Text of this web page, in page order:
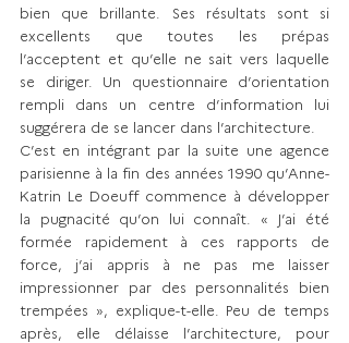
bien que brillante. Ses résultats sont si
excellents que toutes les prépas
l’acceptent et qu’elle ne sait vers laquelle
se diriger. Un questionnaire d’orientation
rempli dans un centre d’information lui
suggérera de se lancer dans l’architecture.
C’est en intégrant par la suite une agence
parisienne à la fin des années 1990 qu’Anne-
Katrin Le Doeuff commence à développer
la pugnacité qu’on lui connaît. « J’ai été
formée rapidement à ces rapports de
force, j’ai appris à ne pas me laisser
impressionner par des personnalités bien
trempées », explique-t-elle. Peu de temps
après, elle délaisse l’architecture, pour